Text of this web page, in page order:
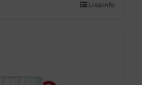
Lisainfo